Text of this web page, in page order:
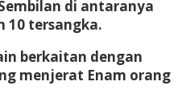
di antaranya
10 tersangka.
berkaitan dengan
menjerat Enam orang